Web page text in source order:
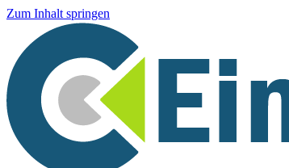
Zum Inhalt springen